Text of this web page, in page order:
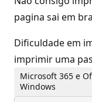
pagina sai em
Dificuldade em
imprimir uma
Microsoft 365 e
Windows